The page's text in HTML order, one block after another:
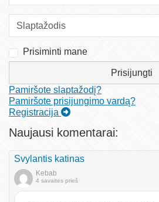
Slaptažodis
Prisiminti mane
Prisijungti
Pamiršote slaptažodį?
Pamiršote prisijungimo vardą?
Registracija
Naujausi komentarai:
Svylantis katinas
Kebab
4 savaites prieš